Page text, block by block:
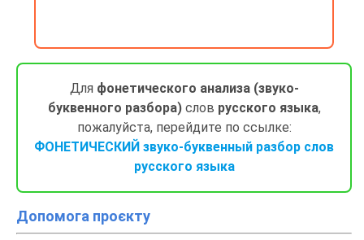
Для фонетического анализа (звуко-
буквенного разбора)слов русского языка,
пожалуйста, перейдите по ссылке:
ФОНЕТИЧЕСКИЙ звуко-буквенный разбор слов
русского языка
Допомога проєкту